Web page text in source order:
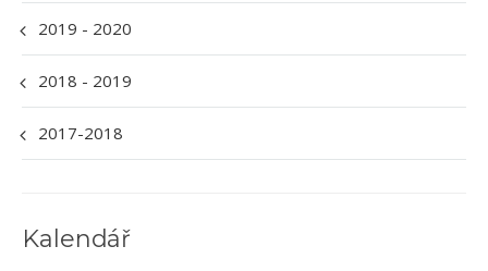
2019 - 2020
2018 - 2019
2017-2018
Kalendář